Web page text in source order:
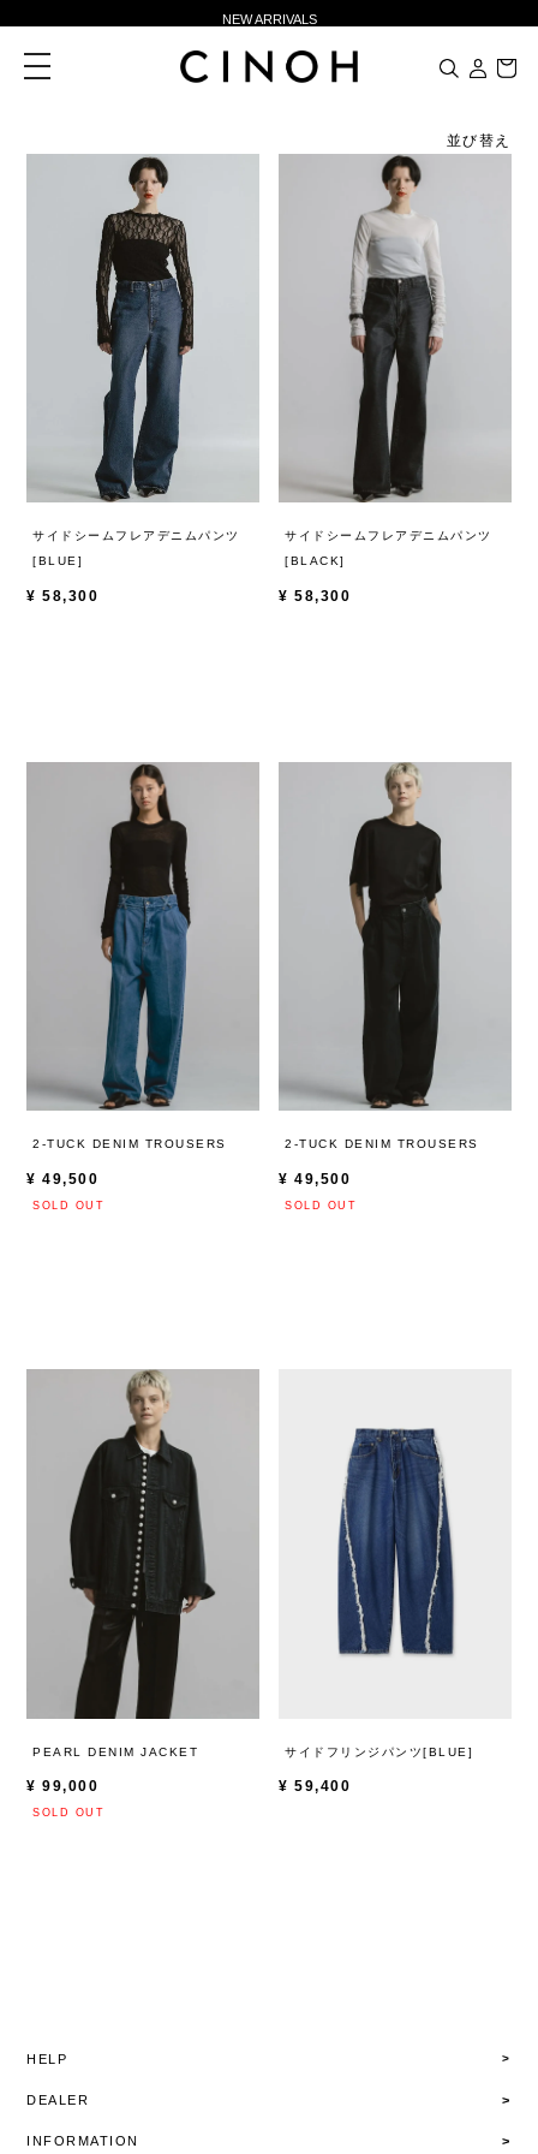
NEW ARRIVALS
新規会員登録500ポイントプレゼント
新規会員登録500ポイントプレゼント
ニュースレター登録で¥1,000クーポン進呈
toggle
navigation
並び替え
サイドシームフレアデニムパンツ
[BLUE]
¥ 58,300
サイドシームフレアデニムパンツ
[BLACK]
¥ 58,300
2-TUCK DENIM TROUSERS
¥ 49,500
2-TUCK DENIM TROUSERS
¥ 49,500
PEARL DENIM JACKET
¥ 99,000
サイドフリンジパンツ[BLUE]
¥ 59,400
HELP
DEALER
INFORMATION